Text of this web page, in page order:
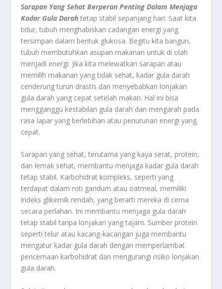
Sarapan Yang Sehat Berperan Penting Dalam Menjaga
Kadar Gula Darah tetap stabil sepanjang hari. Saat kita
tidur, tubuh menghabiskan cadangan energi yang
tersimpan dalam bentuk glukosa. Begitu kita bangun,
tubuh membutuhkan asupan makanan untuk di olah
menjadi energi. Jika kita melewatkan sarapan atau
memilih makanan yang tidak sehat, kadar gula darah
cenderung turun drastis dan menyebabkan lonjakan
gula darah yang cepat setelah makan. Hal ini bisa
mengganggu kestabilan gula darah dan mengarah pada
rasa lapar yang berlebihan atau penurunan energi yang
cepat.
Sarapan yang sehat, terutama yang kaya serat, protein,
dan lemak sehat, membantu menjaga kadar gula darah
tetap stabil. Karbohidrat kompleks, seperti yang
terdapat dalam roti gandum atau oatmeal, memiliki
indeks glikemik rendah, yang berarti mereka di cerna
secara perlahan. Ini membantu menjaga gula darah
tetap stabil tanpa lonjakan yang tajam. Sumber protein
seperti telur atau kacang-kacangan juga membantu
mengatur kadar gula darah dengan memperlambat
pencernaan karbohidrat dan mengurangi risiko lonjakan
gula darah.